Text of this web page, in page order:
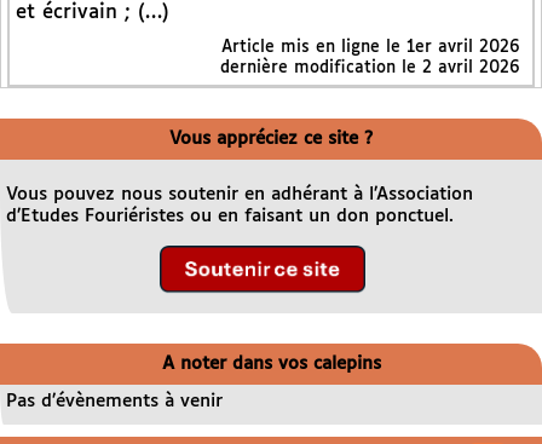
et écrivain ; (…)
Article mis en ligne le 1er avril 2026
dernière modification le 2 avril 2026
Vous appréciez ce site ?
Vous pouvez nous soutenir en adhérant à l’Association
d’Etudes Fouriéristes ou en faisant un don ponctuel.
A noter dans vos calepins
Pas d’évènements à venir